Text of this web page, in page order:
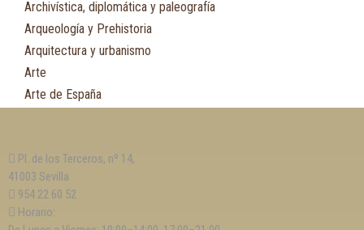
Archivística, diplomática y paleografía
Arqueología y Prehistoria
Arquitectura y urbanismo
Arte
Arte de España
Asturias
Automovilismo, ciclismo y Motociclismo
Aviación y Aeronáutica
Pl. de los Terceros, nº 14,
41003 Sevilla
954 22 60 52
Horario: